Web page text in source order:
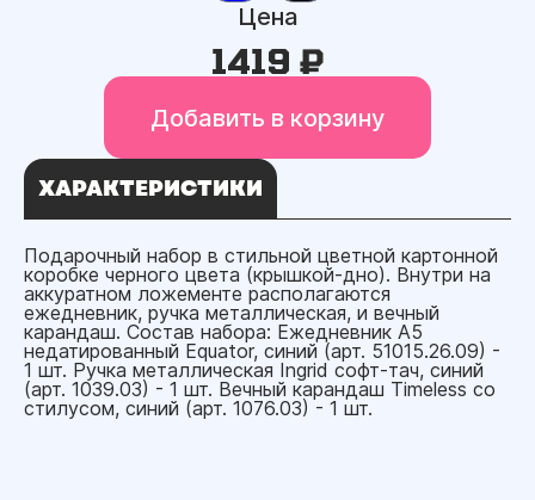
Цена
1419 ₽
Добавить в корзину
ХАРАКТЕРИСТИКИ
Подарочный набор в стильной цветной картонной
коробке черного цвета (крышкой-дно). Внутри на
аккуратном ложементе располагаются
ежедневник, ручка металлическая, и вечный
карандаш. Состав набора: Ежедневник A5
недатированный Equator, синий (арт. 51015.26.09) -
1 шт. Ручка металлическая Ingrid софт-тач, синий
(арт. 1039.03) - 1 шт. Вечный карандаш Timeless со
стилусом, синий (арт. 1076.03) - 1 шт.